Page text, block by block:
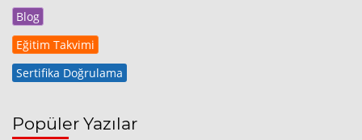
Blog
Eğitim Takvimi
Sertifika Doğrulama
Popüler Yazılar